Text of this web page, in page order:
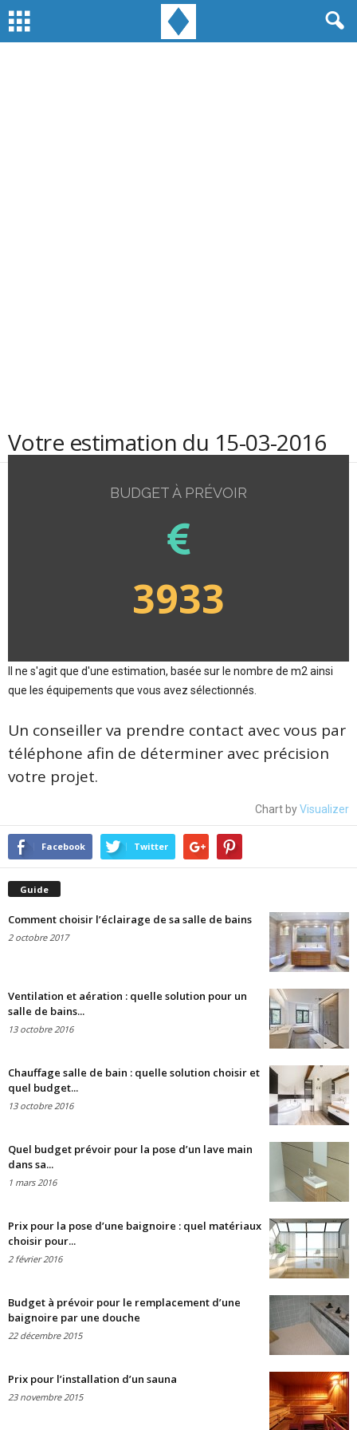
Votre estimation du 15-03-2016
BUDGET À PRÉVOIR
3933
Il ne s'agit que d'une estimation, basée sur le nombre de m2 ainsi
que les équipements que vous avez sélectionnés.
Un conseiller va prendre contact avec vous par
téléphone afin de déterminer avec précision
votre projet.
Chart byVisualizer
Facebook Twitter
Guide
Comment choisir l’éclairage de sa salle de bains
2 octobre 2017
Ventilation et aération : quelle solution pour un
salle de bains...
13 octobre 2016
Chauffage salle de bain : quelle solution choisir et
quel budget...
13 octobre 2016
Quel budget prévoir pour la pose d’un lave main
dans sa...
1 mars 2016
Prix pour la pose d’une baignoire : quel matériaux
choisir pour...
2 février 2016
Budget à prévoir pour le remplacement d’une
baignoire par une douche
22 décembre 2015
Prix pour l’installation d’un sauna
23 novembre 2015